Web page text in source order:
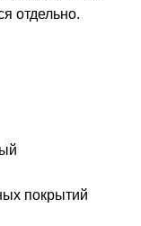
отдельно.
покрытий